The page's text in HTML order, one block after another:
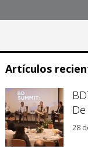
Artículos
28